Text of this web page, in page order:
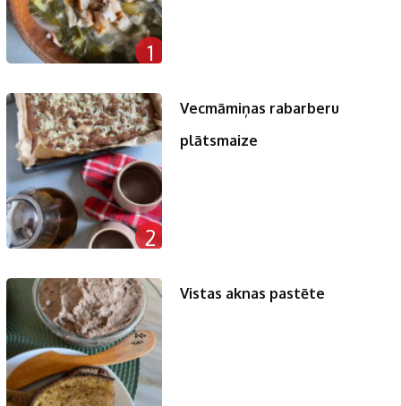
1
2
Vecmāmiņas rabarberu
plātsmaize
Vistas aknas pastēte